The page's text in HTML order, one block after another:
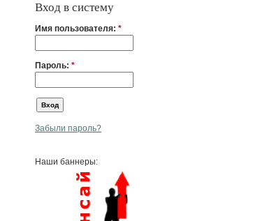
Вход в систему
Имя пользователя: *
Пароль: *
Забыли пароль?
Наши баннеры: